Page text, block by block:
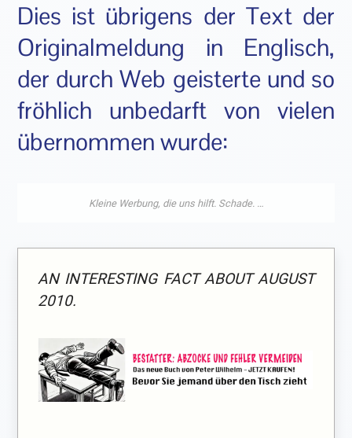
Dies ist übrigens der Text der
Originalmeldung in Englisch,
der durch Web geisterte und so
fröhlich unbedarft von vielen
übernommen wurde:
AN INTERESTING FACT ABOUT AUGUST
2010.